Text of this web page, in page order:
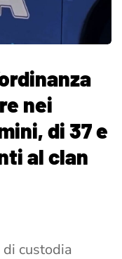
nei
di 37 e
al clan
di custodia